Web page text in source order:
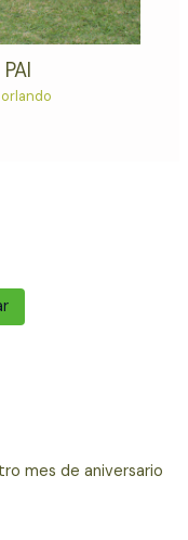
orlando
mes de aniversario